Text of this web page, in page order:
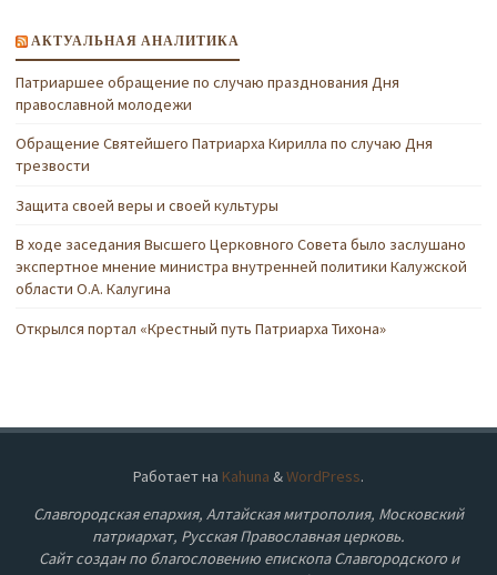
АКТУАЛЬНАЯ АНАЛИТИКА
Патриаршее обращение по случаю празднования Дня
православной молодежи
Обращение Святейшего Патриарха Кирилла по случаю Дня
трезвости
Защита своей веры и своей культуры
В ходе заседания Высшего Церковного Совета было заслушано
экспертное мнение министра внутренней политики Калужской
области О.А. Калугина
Открылся портал «Крестный путь Патриарха Тихона»
Работает на Kahuna &WordPress.
Славгородская епархия, Алтайская митрополия, Московский
патриархат, Русская Православная церковь.
Сайт создан по благословению епископа Славгородского и